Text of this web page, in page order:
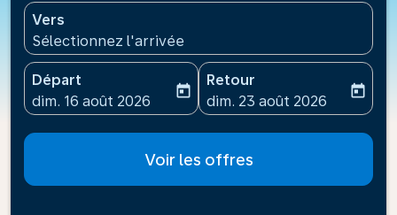
Vers
Sélectionnez l'arrivée
Départ
fc-booking-departure-date-aria-label
dim. 16 août 2026
today
Retour
fc-booking-return-date-
dim. 23 août 2026
today
Voir les offres